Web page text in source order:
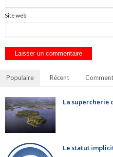
Site web
Populaire Récent
La supercherie
Le statut